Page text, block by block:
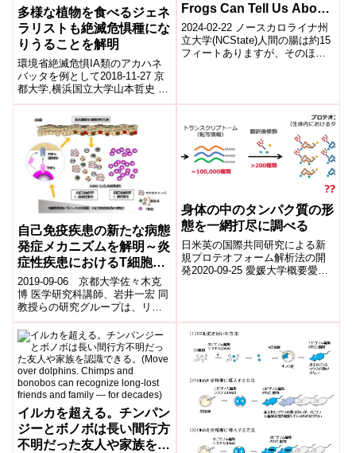
多様な植物を食べるジェネ
ラリストも絶滅危惧種にな
りうることを解明
環境省絶滅危惧IA類のアカハネ
バッタを例として2018-11-27 京
都大学,横浜国立大学山本哲史 理
学研究科助教と内田圭 横浜国立
大学科学研究費研究員は、環
境...
Frogs Can Tell Us About
Our Intestines)
2024-02-22 ノースカロライナ州
立大学(NCState)人間の腸は約15
フィートありますが、そのほと
自己免疫疾患の新たな病態
発症メカニズムを解明～炎
症性疾患におけるT細胞の
新たな役割～
2019-09-06 京都大学佐々木克
博 医学研究科講師、岩井一宏 同
教授らの研究グループは、リン
パ球(T細胞含む)が炎症を引き起
こす新たなメカニズムを明らか
に...
身体の中のタンパク質の形
態を一網打尽に調べる
日米英の国際共同研究による新
規プロテオフォーム解析法の開
発2020-09-25 愛媛大学概要愛媛
イルカを超える。チンパン
ジーとボノボは長い間行方
不明だった友人や家族を認